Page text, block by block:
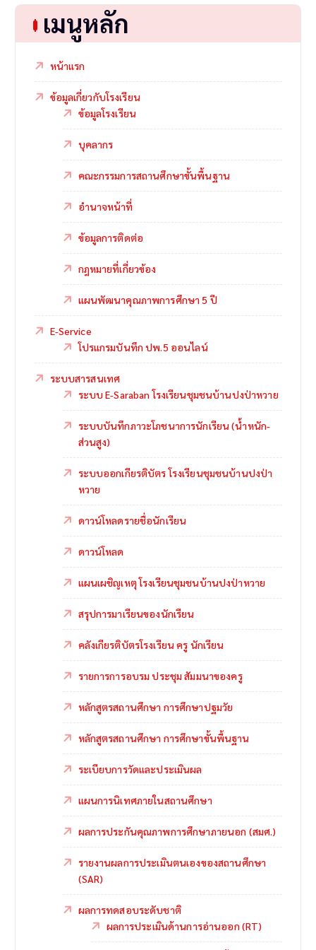
เมนูหลัก
หน้าแรก
ข้อมูลเกี่ยวกับโรงเรียน
ข้อมูลโรงเรียน
บุคลากร
คณะกรรมการสถานศึกษาขั้นพื้นฐาน
อำนาจหน้าที่
ข้อมูลการติดต่อ
กฎหมายที่เกี่ยวข้อง
แผนพัฒนาคุณภาพการศึกษา 5 ปี
E-Service
โปรแกรมบันทึก ปพ.5 ออนไลน์
ระบบสารสนเทศ
ระบบ E-Saraban โรงเรียนชุมชนบ้านปงป่าหวาย
ระบบบันทึกภาวะโภชนาการนักเรียน (น้ำหนัก-
ส่วนสูง)
ระบบออกเกียรติบัตร โรงเรียนชุมชนบ้านปงป่า
หวาย
ดาวน์โหลดรายชื่อนักเรียน
ดาวน์โหลด
แผนเผชิญเหตุ โรงเรียนชุมชนบ้านปงป่าหวาย
สรุปการมาเรียนของนักเรียน
คลังเกียรติบัตรโรงเรียน ครู นักเรียน
รายการการอบรม ประชุม สัมมนาของครู
หลักสูตรสถานศึกษา การศึกษาปฐมวัย
หลักสูตรสถานศึกษา การศึกษาขั้นพื้นฐาน
ระเบียบการวัดและประเมินผล
แผนการนิเทศภายในสถานศึกษา
ผลการประกันคุณภาพการศึกษาภายนอก (สมศ.)
รายงานผลการประเมินตนเองของสถานศึกษา
(SAR)
ผลการทดสอบระดับชาติ
ผลการประเมินด้านการอ่านออก (RT)